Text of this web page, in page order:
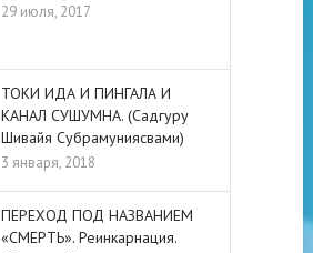
29 июля, 2017
ТОКИ ИДА И ПИНГАЛА И
КАНАЛ СУШУМНА. (Садгуру
Шивайя Субрамуниясвами)
3 января, 2018
ПЕРЕХОД ПОД НАЗВАНИЕМ
«СМЕРТЬ». Реинкарнация.